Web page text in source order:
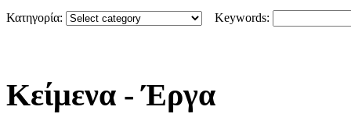
Κατηγορία: Keywords:
Κείμενα - Έργα